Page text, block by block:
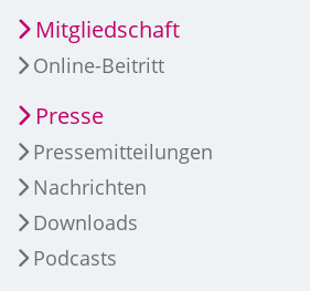
Mitgliedschaft
Online-Beitritt
Presse
Pressemitteilungen
Nachrichten
Downloads
Podcasts